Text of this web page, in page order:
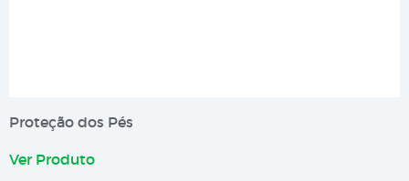
Proteção dos Pés
Ver Produto